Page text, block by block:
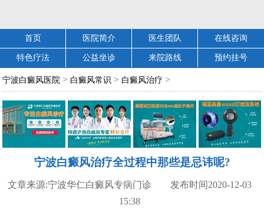
首页 医院简介 医生团队 在线咨询
特色疗法 公益坐诊 来院路线 预约挂号
宁波白癜风医院 > 白癜风常识 > 白癜风治疗 >
宁波白癜风治疗全过程中那些是忌讳呢?
文章来源:宁波华仁白癜风专病门诊 发布时间2020-12-03
15:38